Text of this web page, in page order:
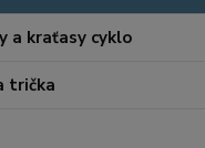
a kraťasy cyklo
trička